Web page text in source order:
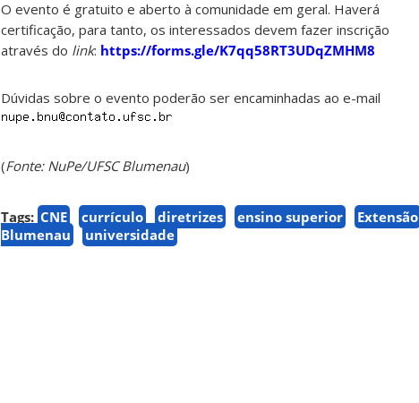
O evento é gratuito e aberto à comunidade em geral. Haverá
certificação, para tanto, os interessados devem fazer inscrição
através do link: https://forms.gle/K7qq58RT3UDqZMHM8
Dúvidas sobre o evento poderão ser encaminhadas ao e-mail
(Fonte: NuPe/UFSC Blumenau)
Tags: CNE currículo diretrizes ensino superior Extensão
Blumenau
universidade